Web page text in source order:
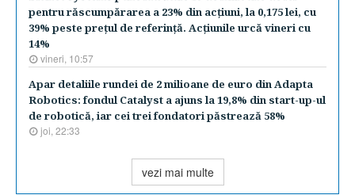
pentru răscumpărarea a 23% din acţiuni, la 0,175 lei, cu
39% peste preţul de referinţă. Acţiunile urcă vineri cu
14%
vineri, 10:57
Apar detaliile rundei de 2 milioane de euro din Adapta
Robotics: fondul Catalyst a ajuns la 19,8% din start-up-ul
de robotică, iar cei trei fondatori păstrează 58%
joi, 22:33
vezi mai multe